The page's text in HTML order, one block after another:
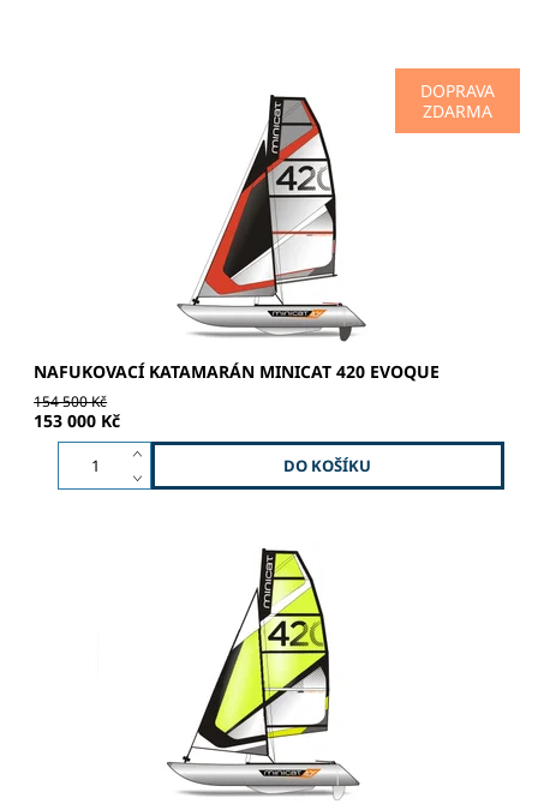
DOPRAVA
ZDARMA
RELAX | SPORT | ADRENALIN | STYL Hliníkový stěžeň –
dvojbarevné lakování - NOVÝ silnější profil Hlavní plachta
6,5 m² - z řady Monofilm & Racing Polyester X-PLY...
NAFUKOVACÍ KATAMARÁN MINICAT 420 EVOQUE
154 500 Kč
153 000 Kč
RELAX | JEDNODUCHOST | BEZPEČNOST Hliníkový stěžeň
– dvojbarevné lakování Hlavní plachta 6,5 m² - Dacron
Kormidlo - hliníkové Kosatka 3,2 m² Jib Furler Trampolína